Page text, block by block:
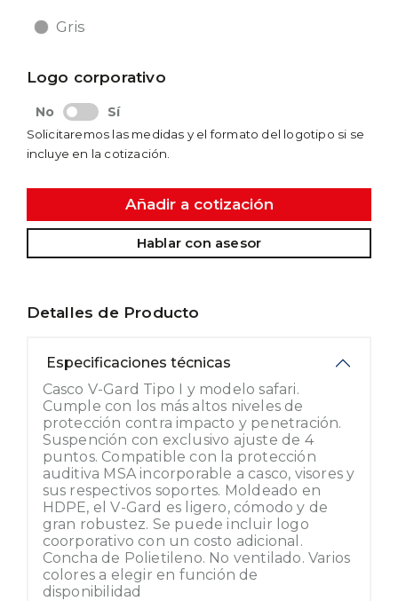
Gris
Logo corporativo
No Sí
Solicitaremos las medidas y el formato del logotipo si se
incluye en la cotización.
Añadir a cotización
Hablar con asesor
Detalles de Producto
Especificaciones técnicas
Casco V-Gard Tipo I y modelo safari.
Cumple con los más altos niveles de
protección contra impacto y penetración.
Suspención con exclusivo ajuste de 4
puntos. Compatible con la protección
auditiva MSA incorporable a casco, visores y
sus respectivos soportes. Moldeado en
HDPE, el V-Gard es ligero, cómodo y de
gran robustez. Se puede incluir logo
coorporativo con un costo adicional.
Concha de Polietileno. No ventilado. Varios
colores a elegir en función de
disponibilidad